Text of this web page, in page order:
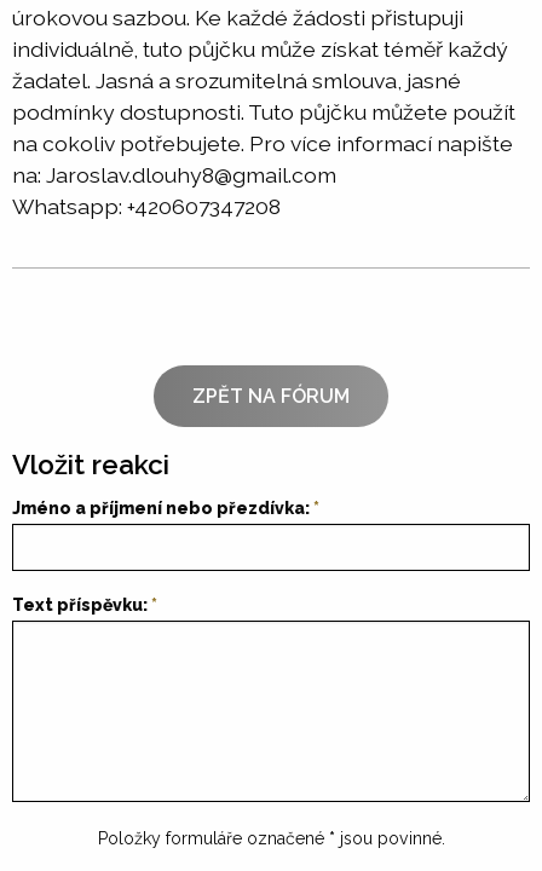
úrokovou sazbou. Ke každé žádosti přistupuji
individuálně, tuto půjčku může získat téměř každý
žadatel. Jasná a srozumitelná smlouva, jasné
podmínky dostupnosti. Tuto půjčku můžete použít
na cokoliv potřebujete. Pro více informací napište
na: Jaroslav.dlouhy8@gmail.com
Whatsapp: +420607347208
ZPĚT NA FÓRUM
Vložit reakci
Jméno a příjmení nebo přezdívka:
Text příspěvku:
Položky formuláře označené * jsou povinné.